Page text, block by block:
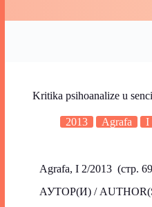
Kritika psihoanalize u
2013 Agrafa I
Agrafa, I 2/2013 (стр.
АУТОР(И) /